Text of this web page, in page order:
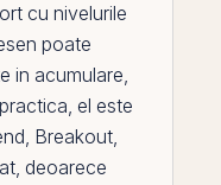
cu nivelurile
poate
in acumulare,
el este
, Breakout,
, deoarece